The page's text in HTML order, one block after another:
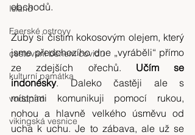
Island
Faerské ostrovy
cestování během covidu
kulturní památka
vodopád
vikingská vesnice
obchodů.
Zuby si čistím kokosovým olejem, který
jsme předchozího dne „vyráběli“ přímo
ze zdejších ořechů. Učím se
indonésky. Daleko častěji ale s
místními komunikuji pomocí rukou,
nohou a hlavně velkého úsměvu od
ucha k uchu. Je to zábava, ale už se